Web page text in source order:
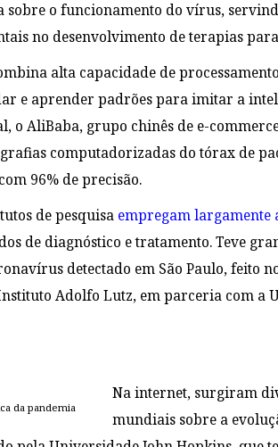
o funcionamento do vírus,
no desenvolvimento de terapias
alta capacidade de
e aprender padrões para imitar a
o AliBaba, grupo chinês de e-
computadorizadas do tórax de
96% de precisão.
de pesquisa empregam largamente
de diagnóstico e tratamento. Teve
detectado em São Paulo, feito
Adolfo Lutz, em parceria com a
da pandemia
Na internet, surgiram
mundiais sobre a